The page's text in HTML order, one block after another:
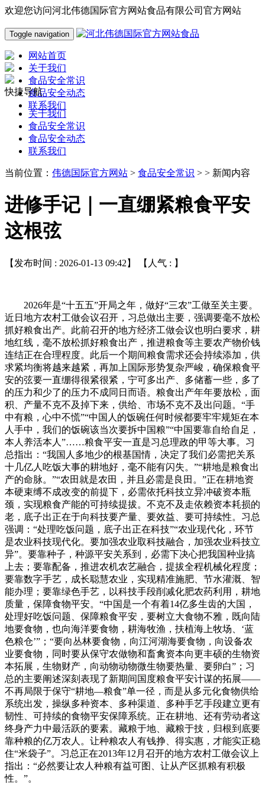
欢迎您访问河北伟德国际官方网站食品有限公司官方网站
Toggle navigation
网站首页
关于我们
食品安全常识
食品安全动态
联系我们
快捷导航
关于我们
食品安全常识
食品安全动态
联系我们
当前位置： 伟德国际官方网站 > 食品安全常识 > > 新闻内容
进修手记｜一直绷紧粮食平安
这根弦
【发布时间 : 2026-01-13 09:42】 【人气 : 】
2026年是“十五五”开局之年，做好“三农”工做至关主要。
近日地方农村工做会议召开，习总做出主要，强调要毫不放松
抓好粮食出产。此前召开的地方经济工做会议也明白要求，耕
地红线，毫不放松抓好粮食出产，推进粮食等主要农产物价钱
连结正在合理程度。此后一个期间粮食需求还会持续添加，供
求紧均衡将越来越紧，再加上国际形势复杂严峻，确保粮食平
安的弦要一直绷得很紧很紧，宁可多出产、多储蓄一些，多了
的压力和少了的压力不成同日而语。粮食出产年年要放松，面
积、产量不克不及掉下来，供给、市场不克不及出问题。“手
中有粮，心中不慌”“中国人的饭碗任何时候都要牢牢规矩在本
人手中，我们的饭碗该当次要拆中国粮”“中国要靠自给自足，
本人养活本人”……粮食平安一直是习总理政的甲等大事。习
总指出：“我国人多地少的根基国情，决定了我们必需把关系
十几亿人吃饭大事的耕地好，毫不能有闪失。”“耕地是粮食出
产的命脉。”“农田就是农田，并且必需是良田。”正在耕地资
本硬束缚不成改变的前提下，必需依托科技立异冲破资本瓶
颈，实现粮食产能的可持续提拔。不克不及走依赖资本耗损的
老，底子出正在于向科技要产量、要效益、要可持续性。习总
强调：“处理吃饭问题，底子出正在科技”“农业现代化，环节
是农业科技现代化。要加强农业取科技融合，加强农业科技立
异”。要靠种子，种源平安关系到，必需下决心把我国种业搞
上去；要靠配备，推进农机农艺融合，提拔全程机械化程度；
要靠数字手艺，成长聪慧农业，实现精准施肥、节水灌溉、智
能办理；要靠绿色手艺，以科技手段削减化肥农药利用，耕地
质量，保障食物平安。“中国是一个有着14亿多生齿的大国，
处理好吃饭问题、保障粮食平安，要树立大食物不雅，既向陆
地要食物，也向海洋要食物，耕海牧渔，扶植海上牧场、‘蓝
色粮仓’”；“要向丛林要食物，向江河湖海要食物，向设备农
业要食物，同时要从保守农做物和畜禽资本向更丰硕的生物资
本拓展，生物财产，向动物动物微生物要热量、要卵白”；习
总的主要阐述深刻表现了新期间国度粮食平安计谋的拓展——
不再局限于保守“耕地—粮食”单一径，而是从多元化食物供给
系统出发，操纵多种资本、多种渠道、多种手艺手段建立更有
韧性、可持续的食物平安保障系统。正在耕地、还有劳动者这
终身产力中最活跃的要素。藏粮于地、藏粮于技，归根到底要
靠种粮的亿万农人。让种粮农人有钱挣、得实惠，才能实正稳
住“米袋子”。习总正在2013年12月召开的地方农村工做会议上
指出：“必然要让农人种粮有益可图、让从产区抓粮有积极
性。”。